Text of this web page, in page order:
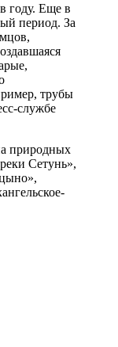
году. Еще в
период. За
трубы
службе
природных
Сетунь»,